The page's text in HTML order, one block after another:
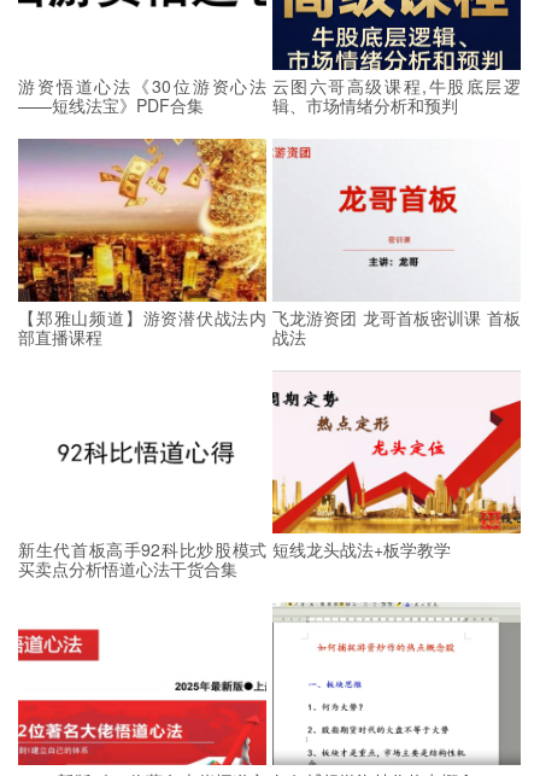
游资悟道心法《30位游资心法
——短线法宝》PDF合集
云图六哥高级课程,牛股底层逻
辑、市场情绪分析和预判
【郑雅山频道】游资潜伏战法内
部直播课程
飞龙游资团 龙哥首板密训课 首板
战法
新生代首板高手92科比炒股模式
买卖点分析悟道心法干货合集
短线龙头战法+板学教学